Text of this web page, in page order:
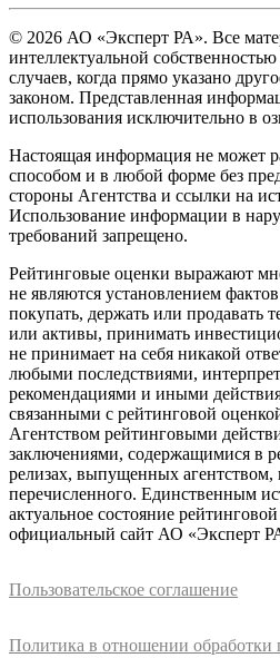
© 2026 АО «Эксперт РА». Все
интеллектуальной
случаев, когда прямо указано
законом. Представленная
использования исключительно в
Настоящая информация не может
способом и в любой форме без
стороны Агентства и ссылки на
Использование информации в
требований запрещено.
Рейтинговые оценки выражают
не являются установлением
покупать, держать или продавать
или активы, принимать
не принимает на себя никакой
любыми последствиями,
рекомендациями и иными
связанными с рейтинговой
Агентством рейтинговыми
заключениями, содержащимися в
релизах, выпущенных агентством,
перечисленного. Единственным
актуальное состояние
официальный сайт АО «Эксперт
Пользовательское соглашение
Политика в отношении обработки